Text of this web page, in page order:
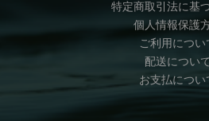
特定商取引法に基
個人情報保護
ご利用につい
配送について
お支払につい